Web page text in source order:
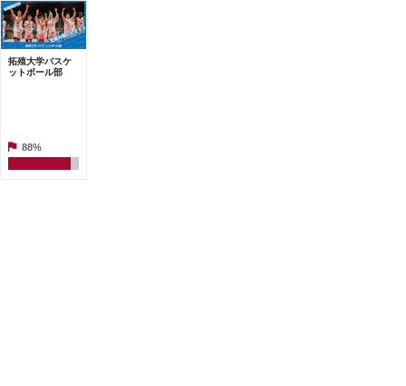
拓殖大学バスケ
ットボール部
88%